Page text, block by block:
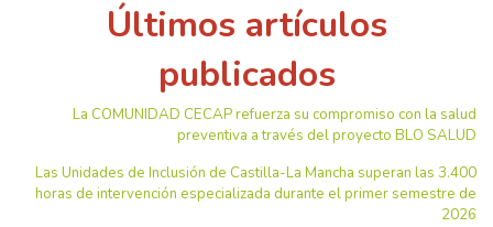
Últimos artículos
publicados
La COMUNIDAD CECAP refuerza su compromiso con la salud
preventiva a través del proyecto BLO SALUD
Las Unidades de Inclusión de Castilla-La Mancha superan las 3.400
horas de intervención especializada durante el primer semestre de
2026